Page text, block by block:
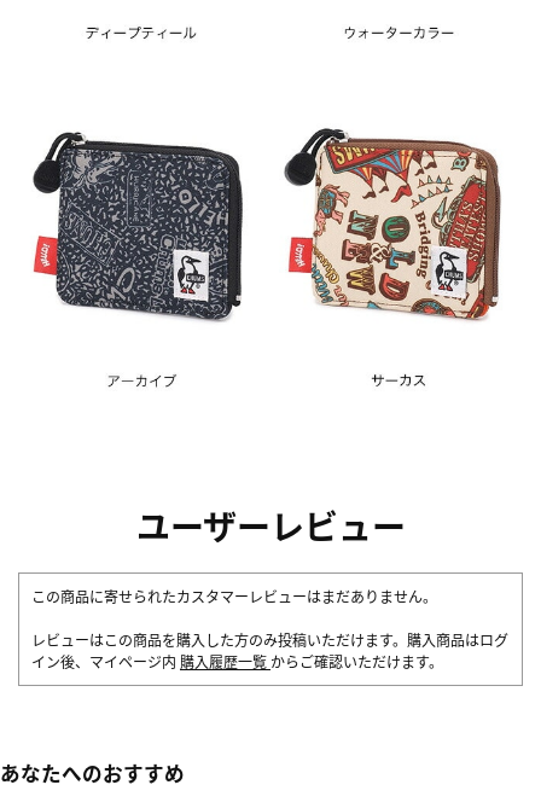
ユーザーレビュー
この商品に寄せられたカスタマーレビューはまだありません。
レビューはこの商品を購入した方のみ投稿いただけます。購入商品はログ
イン後、マイページ内 購入履歴一覧 からご確認いただけます。
あなたへのおすすめ